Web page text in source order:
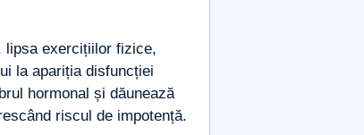
lipsa exercițiilor fizice,
la apariția disfuncției
hormonal și dăunează
riscul de impotență.